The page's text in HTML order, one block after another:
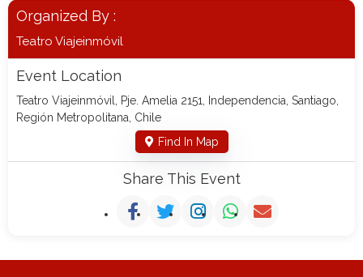
Organized By :
Teatro Viajeinmóvil
Event Location
Teatro Viajeinmóvil, Pje. Amelia 2151, Independencia, Santiago,
Región Metropolitana, Chile
Find In Map
Share This Event